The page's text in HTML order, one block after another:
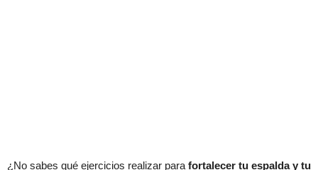
¿No sabes qué ejercicios realizar para fortalecer tu espalda y tu